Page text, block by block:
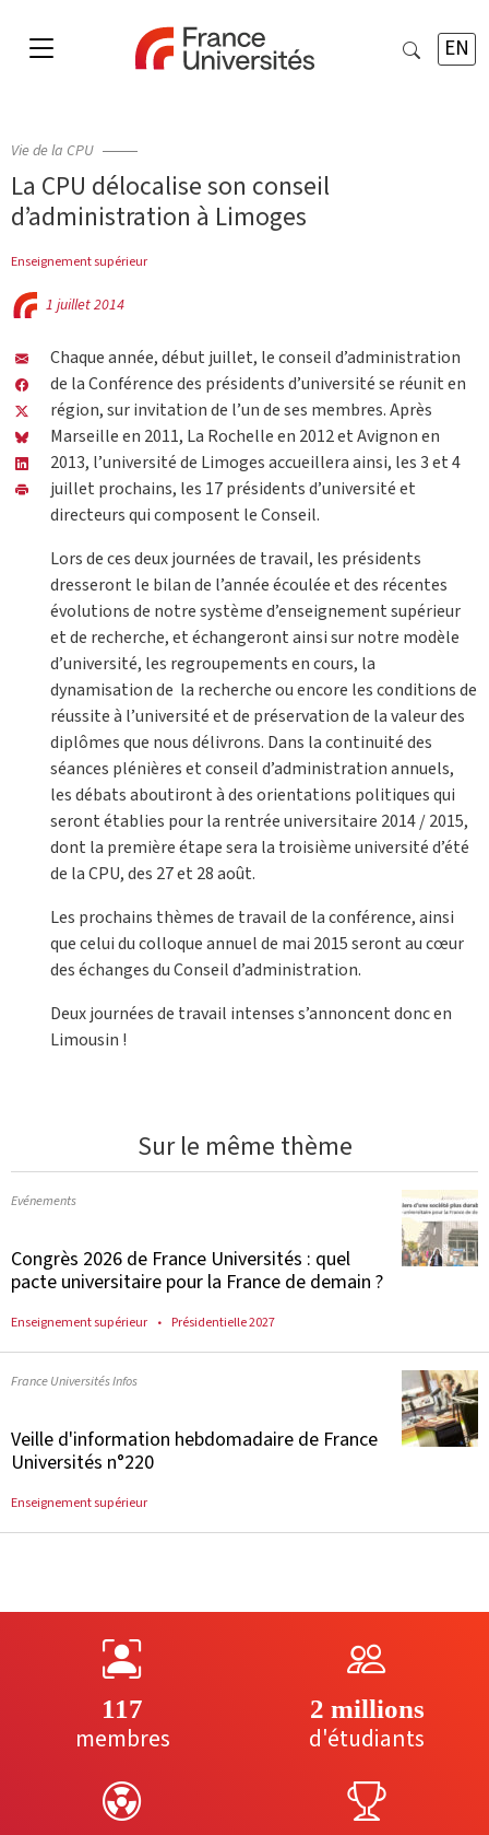
EN
Vie de la CPU
La CPU délocalise son conseil
d’administration à Limoges
Enseignement supérieur
1 juillet 2014
Chaque année, début juillet, le conseil d’administration
de la Conférence des présidents d’université se réunit en
région, sur invitation de l’un de ses membres. Après
Marseille en 2011, La Rochelle en 2012 et Avignon en
2013, l’université de Limoges accueillera ainsi, les 3 et 4
juillet prochains, les 17 présidents d’université et
directeurs qui composent le Conseil.
Lors de ces deux journées de travail, les présidents
dresseront le bilan de l’année écoulée et des récentes
évolutions de notre système d’enseignement supérieur
et de recherche, et échangeront ainsi sur notre modèle
d’université, les regroupements en cours, la
dynamisation de la recherche ou encore les conditions de
réussite à l’université et de préservation de la valeur des
diplômes que nous délivrons. Dans la continuité des
séances plénières et conseil d’administration annuels,
les débats aboutiront à des orientations politiques qui
seront établies pour la rentrée universitaire 2014 / 2015,
dont la première étape sera la troisième université d’été
de la CPU, des 27 et 28 août.
Les prochains thèmes de travail de la conférence, ainsi
que celui du colloque annuel de mai 2015 seront au cœur
des échanges du Conseil d’administration.
Deux journées de travail intenses s’annoncent donc en
Limousin !
Sur le même thème
Evénements
Congrès 2026 de France Universités : quel
pacte universitaire pour la France de demain ?
Enseignement supérieur Présidentielle 2027
France Universités Infos
Veille d'information hebdomadaire de France
Universités n°220
Enseignement supérieur
117
membres
2 millions
d'étudiants